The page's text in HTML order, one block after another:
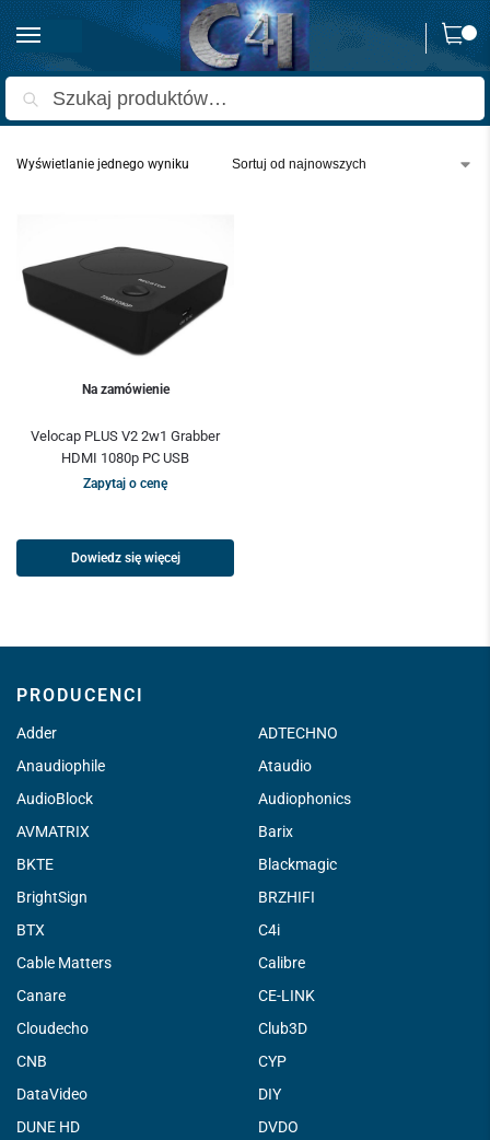
0
Strona główna Produkty oznaczone “velocap+”
Wyświetlanie jednego wyniku
Na zamówienie
Velocap PLUS V2 2w1 Grabber
HDMI 1080p PC USB
Zapytaj o cenę
Dowiedz się więcej
PRODUCENCI
Adder
ADTECHNO
Anaudiophile
Ataudio
AudioBlock
Audiophonics
AVMATRIX
Barix
BKTE
Blackmagic
BrightSign
BRZHIFI
BTX
C4i
Cable Matters
Calibre
Canare
CE-LINK
Cloudecho
Club3D
CNB
CYP
DataVideo
DIY
DUNE HD
DVDO